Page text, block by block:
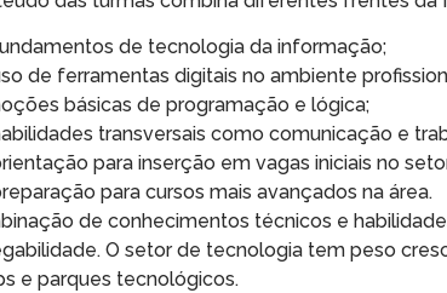
de tecnologia da informação;
de ferramentas digitais no ambiente
básicas de programação e lógica;
transversais como comunicação e
para inserção em vagas iniciais no
para cursos mais avançados na área.
de conhecimentos técnicos e
O setor de tecnologia tem peso
e parques tecnológicos.